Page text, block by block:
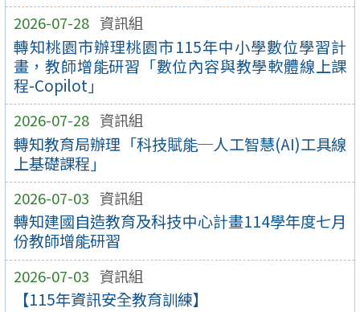
2026-07-28 資訊組
轉知桃園市辦理桃園市115年中小學數位學習計
畫，教師增能研習「數位內容與教學軟體線上課
程-Copilot」
2026-07-28 資訊組
轉知教育局辦理「科技賦能─人工智慧(AI)工具線
上基礎課程」
2026-07-03 資訊組
轉知建國自造教育及科技中心計畫114學年度七月
份教師增能研習
2026-07-03 資訊組
【115年資訊安全教育訓練】